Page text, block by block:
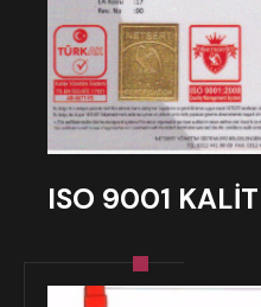
ISO 9001